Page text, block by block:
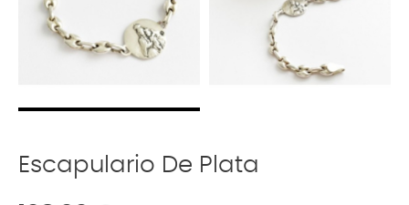
Escapulario De Plata